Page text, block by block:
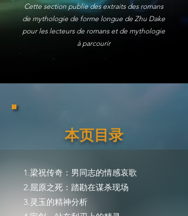
Cette section publie des extraits des romans
de mythologie de forme longue de Zhu Dake
pour les lecteurs de romans et de mythologie
à parcourir
本页目录
1.梁祝传奇：男同志的情感哀歌
​2.屈原之死：踏勘在谋杀现场
3.灵玉的精神分析